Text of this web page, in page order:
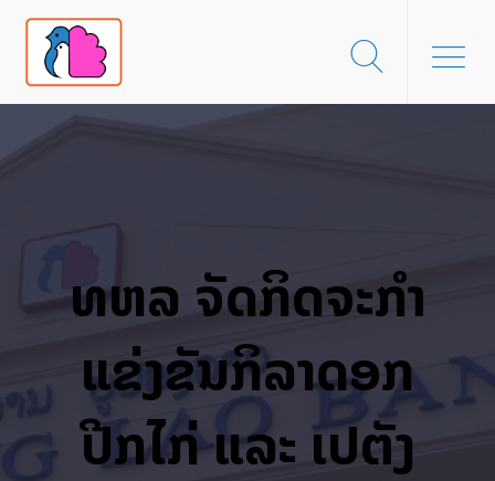
ທຫລ ຈັດກິດຈະກຳ
ແຂ່ງຂັນກິລາດອກ
ປີກໄກ່ ແລະ ເປຕັງ